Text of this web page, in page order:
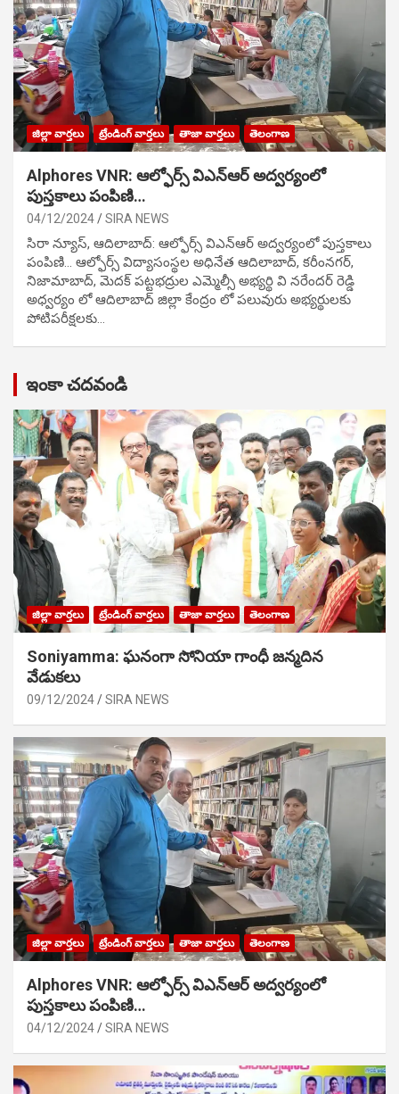
జిల్లా వార్తలు ట్రేండింగ్ వార్తలు తాజా వార్తలు తెలంగాణ
Alphores VNR: ఆల్ఫోర్స్ విఎన్ఆర్ అద్వర్యంలో
పుస్తకాలు పంపిణి…
04/12/2024 SIRA NEWS
సిరా న్యూస్, ఆదిలాబాద్: ఆల్ఫోర్స్ విఎన్ఆర్ అద్వర్యంలో పుస్తకాలు
పంపిణి… ఆల్ఫోర్స్ విద్యాసంస్థల అధినేత ఆదిలాబాద్, కరీంనగర్,
నిజామాబాద్, మెదక్ పట్టభద్రుల ఎమ్మెల్సీ అభ్యర్థి వి నరేందర్ రెడ్డి
అధ్వర్యం లో ఆదిలాబాద్ జిల్లా కేంద్రం లో పలువురు అభ్యర్థులకు
పోటిప‌రీక్ష‌ల‌కు…
ఇంకా చదవండి
జిల్లా వార్తలు ట్రేండింగ్ వార్తలు తాజా వార్తలు తెలంగాణ
Soniyamma: ఘ‌నంగా సోనియా గాంధీ జ‌న్మ‌దిన
వేడుక‌లు
09/12/2024 SIRA NEWS
జిల్లా వార్తలు ట్రేండింగ్ వార్తలు తాజా వార్తలు తెలంగాణ
Alphores VNR: ఆల్ఫోర్స్ విఎన్ఆర్ అద్వర్యంలో
పుస్తకాలు పంపిణి…
04/12/2024 SIRA NEWS